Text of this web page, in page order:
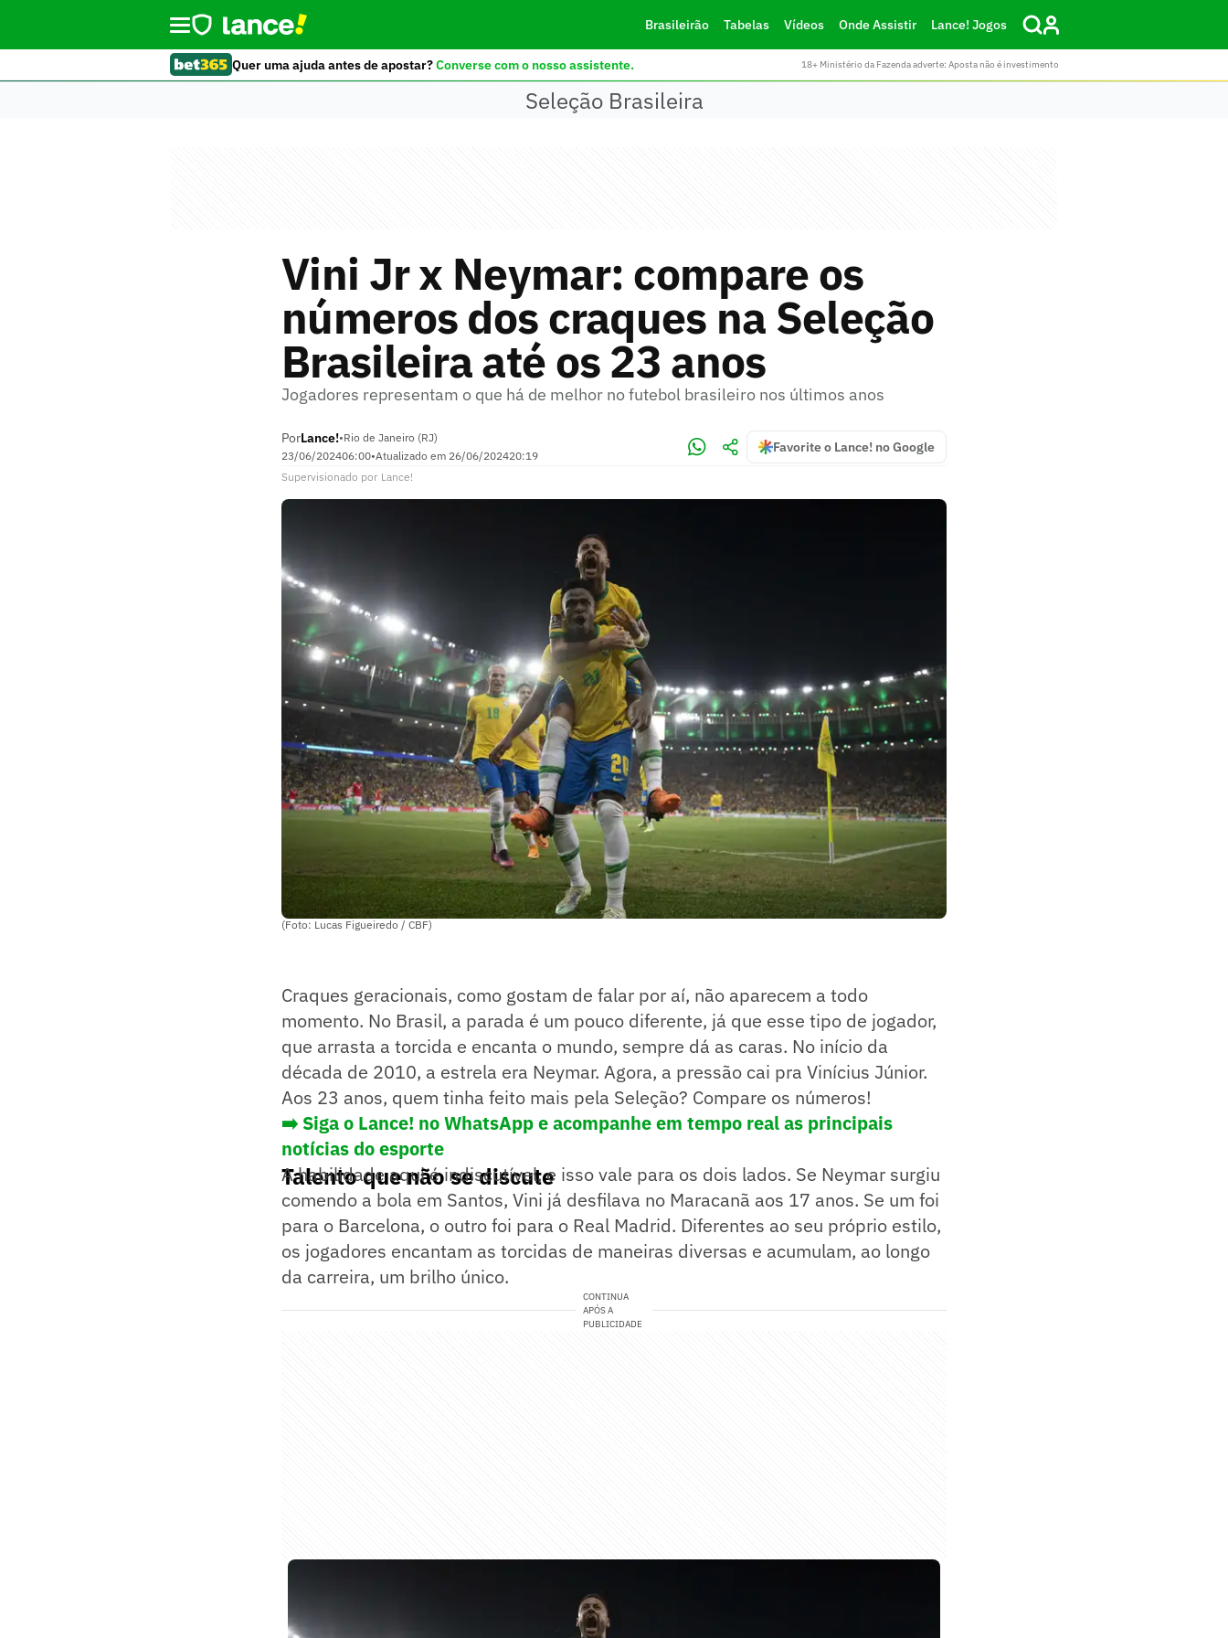
Brasileirão Tabelas Vídeos Onde Assistir Lance! Jogos
Quer uma ajuda antes de apostar?Converse com o nosso assistente. 18+ Ministério da Fazenda adverte: Aposta não é investimento
Seleção Brasileira
Vini Jr x Neymar: compare os
números dos craques na Seleção
Brasileira até os 23 anos
Jogadores representam o que há de melhor no futebol brasileiro nos últimos anos
PorLance!•Rio de Janeiro (RJ)
23/06/202406:00•Atualizado em 26/06/202420:19
Favorite o Lance! no Google
Supervisionado por Lance!
(Foto: Lucas Figueiredo / CBF)
Craques geracionais, como gostam de falar por aí, não aparecem a todo
momento. No Brasil, a parada é um pouco diferente, já que esse tipo de jogador,
que arrasta a torcida e encanta o mundo, sempre dá as caras. No início da
década de 2010, a estrela era Neymar. Agora, a pressão cai pra Vinícius Júnior.
Aos 23 anos, quem tinha feito mais pela Seleção? Compare os números!
➡️ Siga o Lance! no WhatsApp e acompanhe em tempo real as principais
notícias do esporte
Talento que não se discute
A habilidade aqui é indiscutível, e isso vale para os dois lados. Se Neymar surgiu
comendo a bola em Santos, Vini já desfilava no Maracanã aos 17 anos. Se um foi
para o Barcelona, o outro foi para o Real Madrid. Diferentes ao seu próprio estilo,
os jogadores encantam as torcidas de maneiras diversas e acumulam, ao longo
da carreira, um brilho único.
CONTINUA
APÓS A
PUBLICIDADE